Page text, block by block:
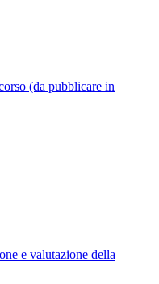
(da pubblicare in
e valutazione della